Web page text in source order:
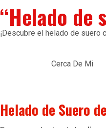
“Helado de
¡Descubre el helado de suero
Cerca De Mi
Helado de Suero